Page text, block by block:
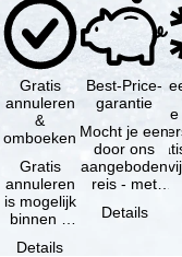
Gratis
annuleren
&
omboeken
Gratis
annuleren
is mogelijk
binnen 5
Details
Best-Price-
garantie
Mocht je een
door ons
aangeboden
reis - met
beschikbaarheid
Details
als